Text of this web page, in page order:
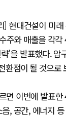
] 현대건설이 미
주와 매출을 각
’을 발표했다.
환점이 될 것으로
면 이번에 발표
, 공간, 에너지